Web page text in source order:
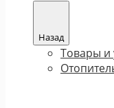
Назад
Товары и